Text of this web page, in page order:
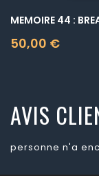
MEMOIRE 44 :
50,00 €
Prix
AVIS
personne n'a